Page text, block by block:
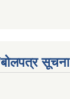
सूचना